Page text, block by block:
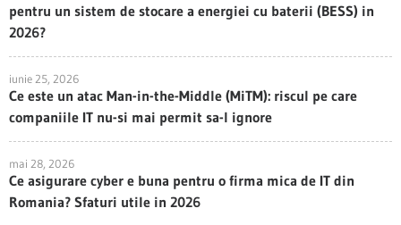
pentru un sistem de stocare a energiei cu baterii (BESS) in
2026?
iunie 25, 2026
Ce este un atac Man-in-the-Middle (MiTM): riscul pe care
companiile IT nu-si mai permit sa-l ignore
mai 28, 2026
Ce asigurare cyber e buna pentru o firma mica de IT din
Romania? Sfaturi utile in 2026